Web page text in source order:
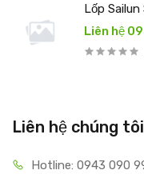
Lốp Sailun
Liên hệ
Liên hệ chúng tôi
Hotline: 0943 090